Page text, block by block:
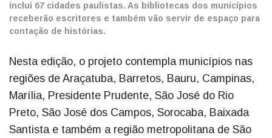
inclui 67 cidades paulistas. As bibliotecas dos municípios
receberão escritores e também vão servir de espaço para
contação de histórias.
Nesta edição, o projeto contempla municípios nas
regiões de Araçatuba, Barretos, Bauru, Campinas,
Marília, Presidente Prudente, São José do Rio
Preto, São José dos Campos, Sorocaba, Baixada
Santista e também a região metropolitana de São